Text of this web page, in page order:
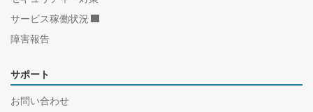
サービス稼働状況
障害報告
サポート
お問い合わせ